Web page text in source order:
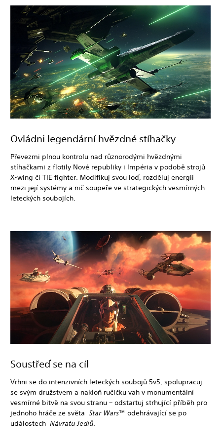
Ovládni legendární hvězdné stíhačky
Převezmi plnou kontrolu nad různorodými hvězdnými
stíhačkami z flotily Nové republiky i Impéria v podobě strojů
X-wing či TIE fighter. Modifikuj svou loď, rozděluj energii
mezi její systémy a nič soupeře ve strategických vesmírných
leteckých soubojích.
Soustřeď se na cíl
Vrhni se do intenzivních leteckých soubojů 5v5, spolupracuj
se svým družstvem a nakloň ručičku vah v monumentální
vesmírné bitvě na svou stranu – odstartuj strhující příběh pro
jednoho hráče ze světa Star Wars™ odehrávající se po
událostech Návratu Jediů.